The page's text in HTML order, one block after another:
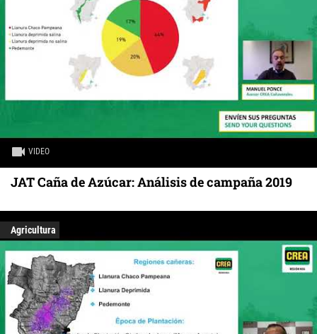
VIDEO
JAT Caña de Azúcar: Análisis de campaña 2019
Agricultura